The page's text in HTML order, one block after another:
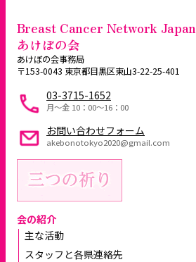
Breast Cancer Network Japan
あけぼの会
あけぼの会事務局
〒153-0043 東京都目黒区東山3-22-25-401
03-3715-1652
月～金 10：00〜16：00
お問い合わせフォーム
akebonotokyo2020@gmail.com
会の紹介
主な活動
スタッフと各県連絡先